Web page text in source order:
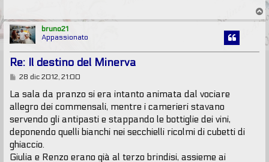
i
o
T
o
bruno21
Appassionato
Re: Il destino del Minerva
M
s
s
a
g
i
o
28 dic 2012, 21:00
La sala da pranzo si era intanto animata dal vociare
allegro dei commensali, mentre i camerieri stavano
servendo gli antipasti e stappando le bottiglie dei vini,
deponendo quelli bianchi nei secchielli ricolmi di cubetti di
ghiaccio.
Giulia e Renzo erano già al terzo brindisi, assieme ai